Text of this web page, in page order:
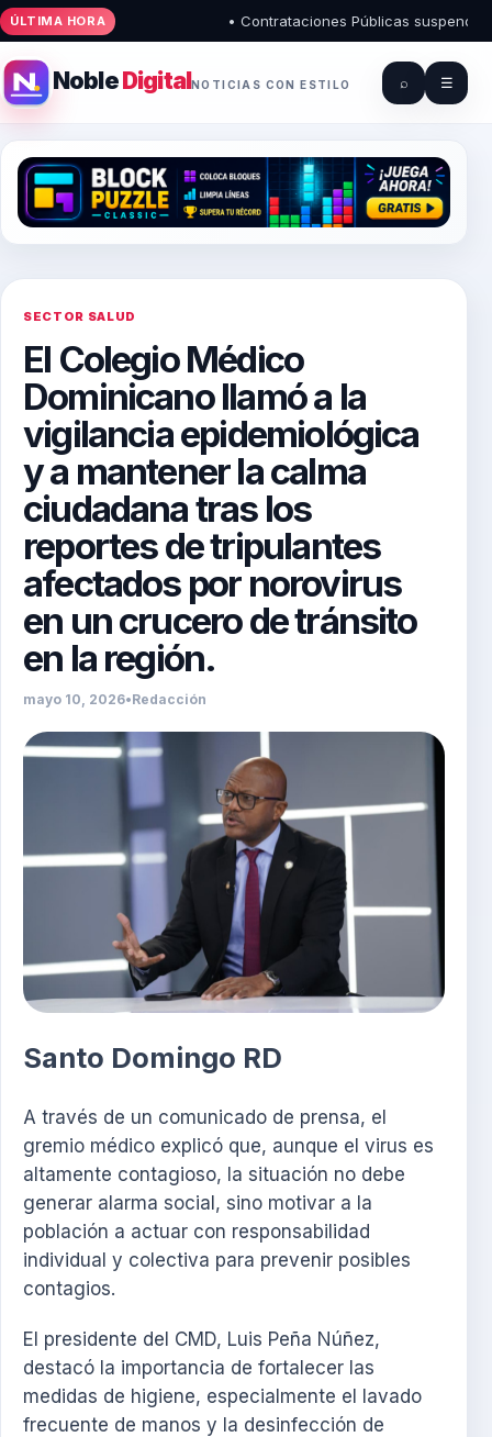
ÚLTIMA HORA • Contrataciones Públicas suspende
NobleDigitalNOTICIAS CON ESTILO ⌕ ☰
SECTOR SALUD
El Colegio Médico
Dominicano llamó a la
vigilancia epidemiológica
y a mantener la calma
ciudadana tras los
reportes de tripulantes
afectados por norovirus
en un crucero de tránsito
en la región.
mayo 10, 2026•Redacción
Santo Domingo RD
A través de un comunicado de prensa, el
gremio médico explicó que, aunque el virus es
altamente contagioso, la situación no debe
generar alarma social, sino motivar a la
población a actuar con responsabilidad
individual y colectiva para prevenir posibles
contagios.
El presidente del CMD, Luis Peña Núñez,
destacó la importancia de fortalecer las
medidas de higiene, especialmente el lavado
frecuente de manos y la desinfección de